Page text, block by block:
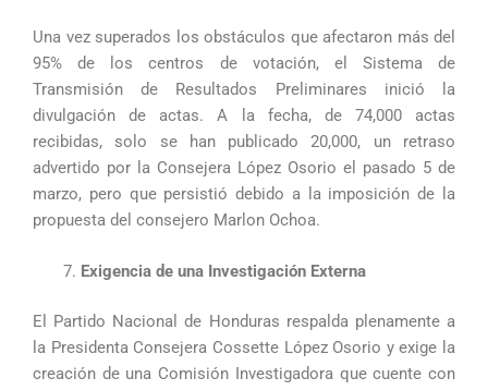
Una vez superados los obstáculos que afectaron más del
95% de los centros de votación, el Sistema de
Transmisión de Resultados Preliminares inició la
divulgación de actas. A la fecha, de 74,000 actas
recibidas, solo se han publicado 20,000, un retraso
advertido por la Consejera López Osorio el pasado 5 de
marzo, pero que persistió debido a la imposición de la
propuesta del consejero Marlon Ochoa.
Exigencia de una Investigación Externa
El Partido Nacional de Honduras respalda plenamente a
la Presidenta Consejera Cossette López Osorio y exige la
creación de una Comisión Investigadora que cuente con